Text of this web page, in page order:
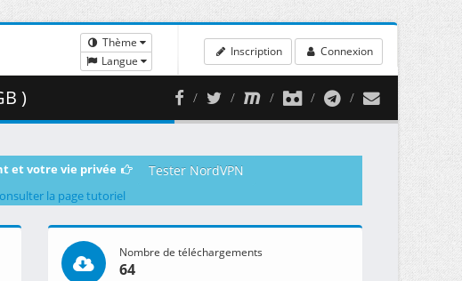
Thème
Langue
Inscription Connexion
)
et votre vie privée Tester NordVPN
la page tutoriel
Nombre de téléchargements
64